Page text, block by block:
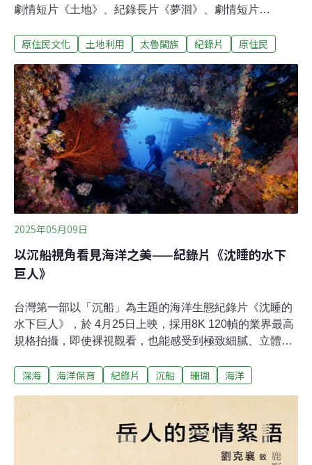
劇情短片《土地》、紀錄長片《夢洄》、劇情短片
人兄弟》靈感來自蘇弘恩的部落見聞，藉一對太魯閣族兄
兩個視角間，讓他自小便有更多元的視角，看待作品與自
己。在拍攝外公的過程中 重新理解傳統文化蘇弘恩的父親
是閩南人，母親是花蓮萬榮部落的太魯閣族人。他從小並
未住在花蓮部落，而是在新竹成長，國小後就到了台北念
書，只有假日或過節才會偶而回花蓮。 和部落會開始產
生深層的蓮結，是在大學就讀傳播系時，為拍攝作業，要
和家人做訪談，那時他開始有機會和外祖父聊天，談談他
的生活，談談部落。那時拍了很多影像，印象中，拍過一
群大人聚集在家裡的後院，準備殺豬、處理山上捕回來的
獵物，他依稀記得那時獵物血的味道、散發出來熱
原住民文化 土地利用 太魯閣族 紀錄片 原住民
2025年05月09日
以沉船視角看見海洋之美——紀錄片《沈睡的水下
巨人》
台灣第一部以「沉船」為主題的海洋生態紀錄片《沈睡的
水下巨人》，於 4月25日上映，採用8K 120幀的業界最高
規格拍攝，即使裸視觀看，也能感受到極致細膩、立體且
麗。導演李景白分享拍攝過程時提到，團隊歷經600多次
平時難以被看到的真實畫面。他表示：「每一艘沉船都有
自己的故事，從歷史遺跡變成海洋生態的孕育地，這是大
自然的奇蹟。我希望透過這部紀錄片，讓更多人關心台灣
的海洋資源，並為保護台灣海洋之美盡一份心力。」以自
深海 海洋保育 紀錄片 沉船 珊瑚 海洋